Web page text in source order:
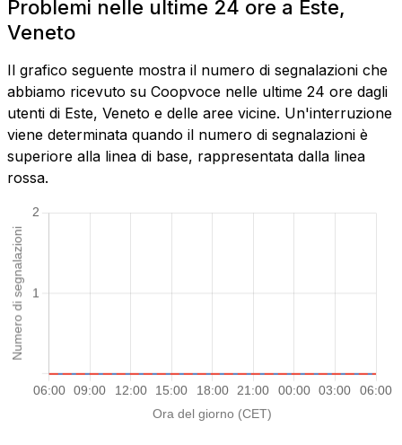
Problemi nelle ultime 24 ore a Este,
Veneto
Il grafico seguente mostra il numero di segnalazioni che
abbiamo ricevuto su Coopvoce nelle ultime 24 ore dagli
utenti di Este, Veneto e delle aree vicine. Un'interruzione
viene determinata quando il numero di segnalazioni è
superiore alla linea di base, rappresentata dalla linea
rossa.